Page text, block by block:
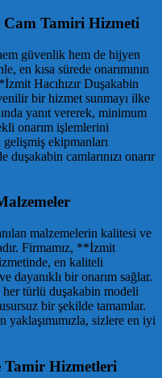
Cam Tamiri Hizmeti
güvenlik hem de hijyen
en kısa sürede onarımının
Hacıhızır Duşakabin
bir hizmet sunmayı ilke
yanıt vererek, minimum
onarım işlemlerini
ekipmanları
camlarınızı onarır
malzemelerin kalitesi ve
Firmamız, **İzmit
en kaliteli
dayanıklı bir onarım sağlar.
türlü duşakabin modeli
bir şekilde tamamlar.
sizlere en iyi
Tamir Hizmetleri